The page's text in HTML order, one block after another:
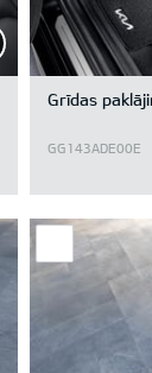
Grīdas
GG143ADE00E